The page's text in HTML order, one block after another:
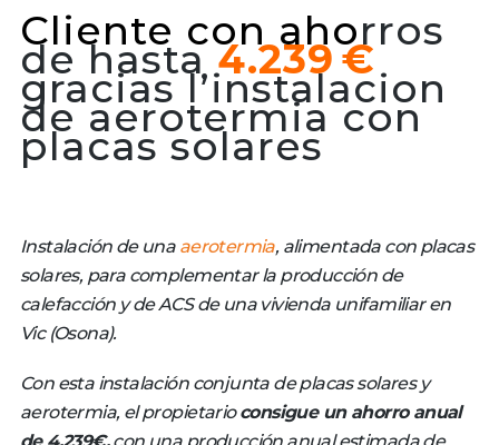
Cliente con ahorros
de hasta 4.239 €
gracias l’instalacion
de aerotermia con
placas solares
Instalación de una aerotermia, alimentada con placas
solares, para complementar la producción de
calefacción y de ACS de una vivienda unifamiliar en
Vic (Osona).
Con esta instalación conjunta de placas solares y
aerotermia, el propietarioconsigue un ahorro anual